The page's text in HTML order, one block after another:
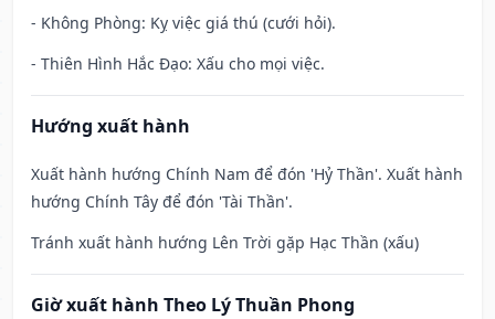
- Không Phòng: Kỵ việc giá thú (cưới hỏi).
- Thiên Hình Hắc Đạo: Xấu cho mọi việc.
Hướng xuất hành
Xuất hành hướng Chính Nam để đón 'Hỷ Thần'. Xuất hành
hướng Chính Tây để đón 'Tài Thần'.
Tránh xuất hành hướng Lên Trời gặp Hạc Thần (xấu)
Giờ xuất hành Theo Lý Thuần Phong